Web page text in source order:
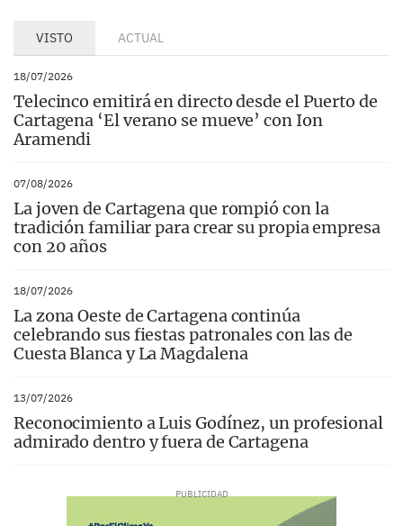
VISTO ACTUAL
18/07/2026
Telecinco emitirá en directo desde el Puerto de
Cartagena ‘El verano se mueve’ con Ion
Aramendi
07/08/2026
La joven de Cartagena que rompió con la
tradición familiar para crear su propia empresa
con 20 años
18/07/2026
La zona Oeste de Cartagena continúa
celebrando sus fiestas patronales con las de
Cuesta Blanca y La Magdalena
13/07/2026
Reconocimiento a Luis Godínez, un profesional
admirado dentro y fuera de Cartagena